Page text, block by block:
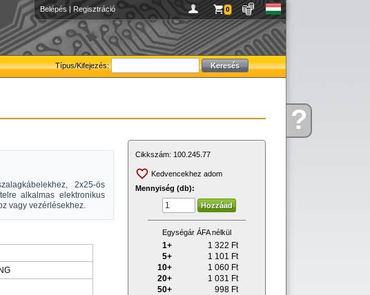
Kérdése?
Belépés | Regisztráció 0
Típus/Kifejezés:
2x25-ös
alkalmas elektronikus
vagy vezérlésekhez.
Cikkszám: 100.245.77
Kedvencekhez adom
Mennyiség (db):
Egységár ÁFA nélkül
1+ 1 322 Ft
5+
1 101 Ft
10+
1 060 Ft
20+
1 031 Ft
50+
998 Ft